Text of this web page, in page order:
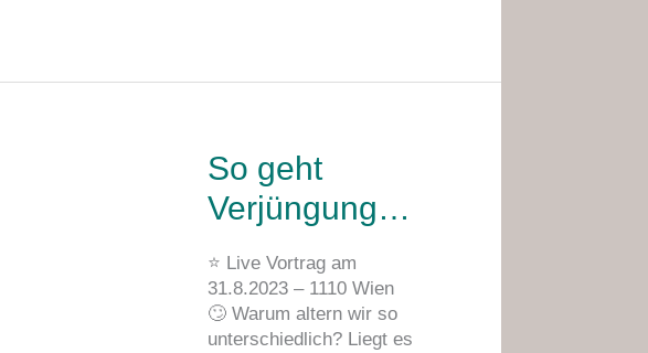
So geht
Verjüngung…
⭐ Live Vortrag am
31.8.2023 – 1110 Wien
🙄 Warum altern wir so
unterschiedlich? Liegt es
So
geht
Verjüngung…